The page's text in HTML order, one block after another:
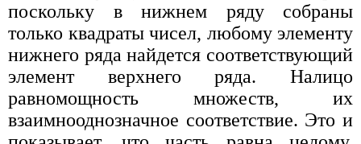
поскольку в нижнем ряду собраны
только квадраты чисел, любому элементу
нижнего ряда найдется соответствующий
элемент верхнего ряда. Налицо
равномощность множеств, их
взаимнооднозначное соответствие. Это и